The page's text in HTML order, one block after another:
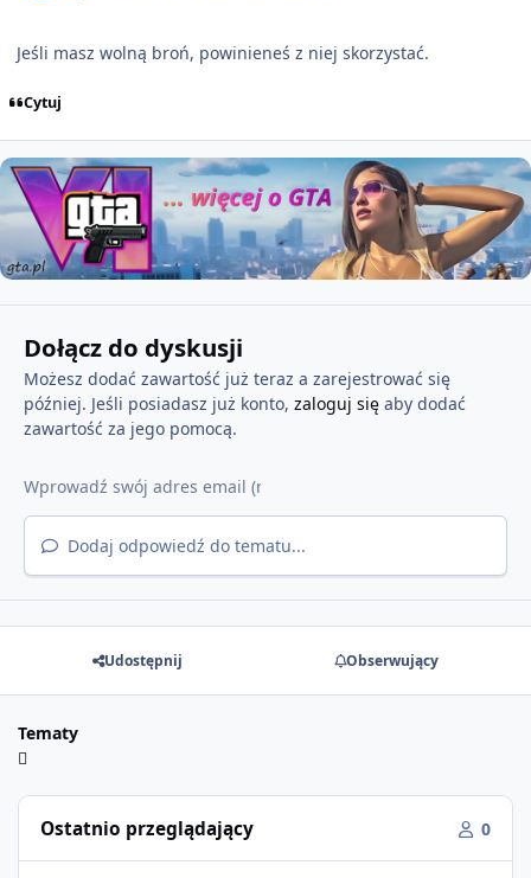
Jeśli masz wolną broń, powinieneś z niej skorzystać.
Cytuj
Dołącz do dyskusji
Możesz dodać zawartość już teraz a zarejestrować się
później. Jeśli posiadasz już konto, zaloguj sięaby dodać
zawartość za jego pomocą.
Dodaj odpowiedź do tematu...
Udostępnij Obserwujący
Tematy
Ostatnio przeglądający 0